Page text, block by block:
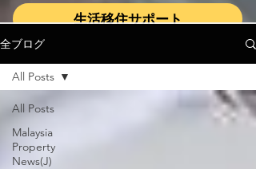
生活移住サポート
全ブログ
All Posts
Malaysia
Property
News(J)
All Posts